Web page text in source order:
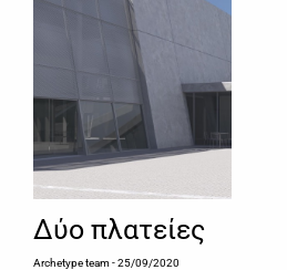
Δύο πλατείες
Archetype team- 25/09/2020